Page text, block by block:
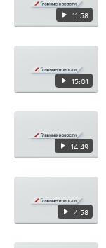
11:58
15:01
14:49
4:58